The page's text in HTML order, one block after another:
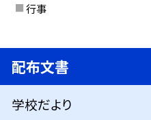
行事
配布文書
学校だより